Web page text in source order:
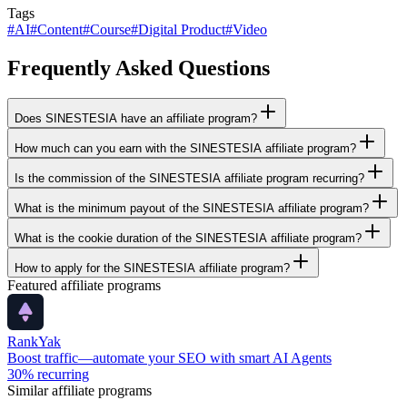
Tags
#AI#Content#Course#Digital Product#Video
Frequently Asked Questions
Does SINESTESIA have an affiliate program?
How much can you earn with the SINESTESIA affiliate program?
Is the commission of the SINESTESIA affiliate program recurring?
What is the minimum payout of the SINESTESIA affiliate program?
What is the cookie duration of the SINESTESIA affiliate program?
How to apply for the SINESTESIA affiliate program?
Featured affiliate programs
RankYak
Boost traffic—automate your SEO with smart AI Agents
30% recurring
Similar affiliate programs